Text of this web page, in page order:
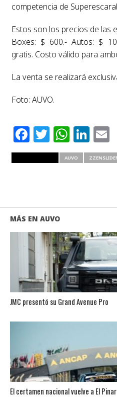
competencia de
Estos son los precios de las
Boxes: $ 600.- Autos: $
gratis. Costo válido para
La venta se realizará
Foto: AUVO.
Facebook
Twitter
AUVO
MÁS EN AUVO
JMC presentó su Grand Avenue Pro
El certamen nacional vuelve a El Pinar